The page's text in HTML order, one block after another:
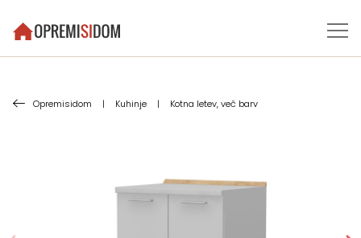
Opremisidom | Kuhinje | Kotna letev, več barv